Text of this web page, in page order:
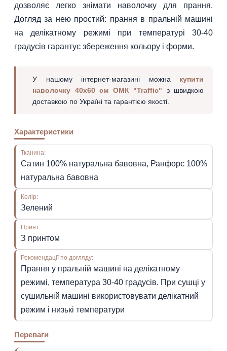
дозволяє легко знімати наволочку для прання.
Догляд за нею простий: прання в пральній машині
на делікатному режимі при температурі 30-40
градусів гарантує збереження кольору і форми.
У нашому інтернет-магазині можна купити
наволочку 40х60 см ОМК "Traffic" з швидкою
доставкою по Україні та гарантією якості.
Характеристики
Тканина:
Сатин 100% натуральна бавовна, Ранфорс 100%
натуральна бавовна
Колір:
Зелений
Принт:
З принтом
Рекомендації по догляду:
Прання у пральній машині на делікатному
режимі, температура 30-40 градусів. При сушці у
сушильній машині використовувати делікатний
режим і низькі температури
Переваги